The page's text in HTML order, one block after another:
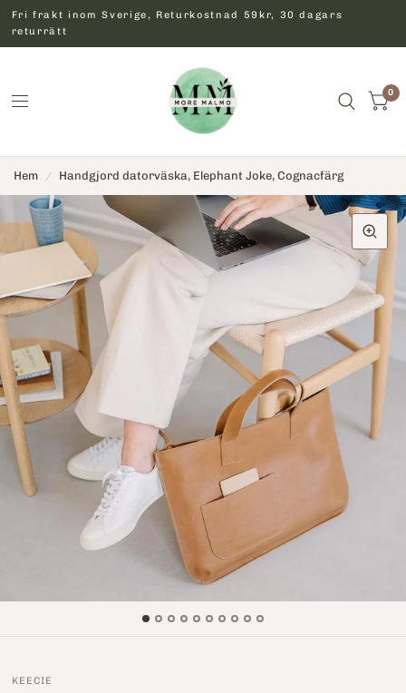
Fri frakt inom Sverige, Returkostnad 59kr, 30 dagars
returrätt
0
Hem / Handgjord datorväska, Elephant Joke, Cognacfärg
KEECIE